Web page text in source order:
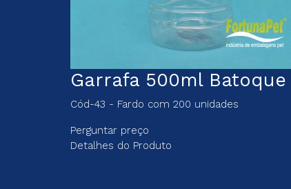
Garrafa 500ml Batoque
Cód-43 - Fardo com 200 unidades
Perguntar preço
Detalhes do Produto